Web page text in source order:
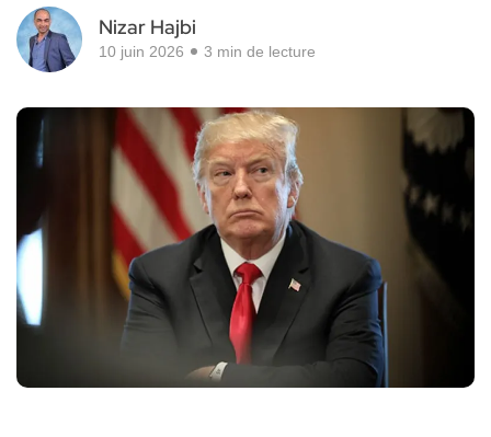
Nizar Hajbi
10 juin 2026 3 min de lecture